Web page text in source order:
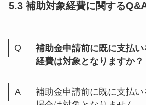
5.3 補助対象経費に関する
補助金申請前に既に支払
経費は対象となりますか？
補助金申請前に既に支払